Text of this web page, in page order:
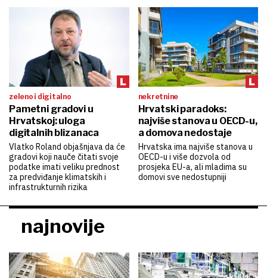
zeleno i digitalno
Pametni gradovi u
Hrvatskoj: uloga
digitalnih blizanaca
Vlatko Roland objašnjava da će
gradovi koji nauče čitati svoje
podatke imati veliku prednost
za predviđanje klimatskih i
infrastrukturnih rizika
nekretnine
Hrvatski paradoks:
najviše stanova u OECD-u,
a domova nedostaje
Hrvatska ima najviše stanova u
OECD-u i više dozvola od
prosjeka EU-a, ali mladima su
domovi sve nedostupniji
najnovije